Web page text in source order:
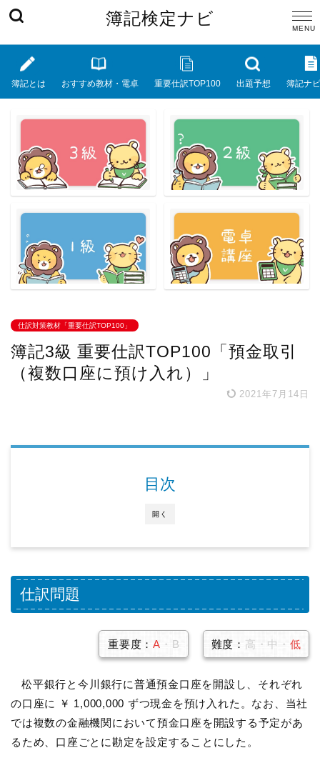
簿記検定ナビ
簿記とは おすすめ教材・電卓 重要仕訳TOP100 出題予想 簿記ナ
仕訳対策教材「重要仕訳TOP100」
簿記3級 重要仕訳TOP100「預金取引
（複数口座に預け入れ）」
2021年7月14日
開く
目次
仕訳問題
難度： 高・中・ 低
重要度：A ・B
松平銀行と今川銀行に普通預金口座を開設し、それぞれ
の口座に ￥ 1,000,000 ずつ現金を預け入れた。なお、当社
では複数の金融機関において預金口座を開設する予定があ
るため、口座ごとに勘定を設定することにした。